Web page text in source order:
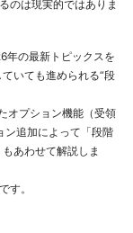
のは現実的ではありま
年の最新トピックスを
いても進められる“段
オプション機能（受領
ン追加によって「段階
あわせて解説しま
す。